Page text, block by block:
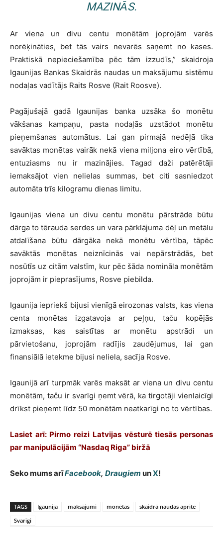
MAZINĀS.
Ar viena un divu centu monētām joprojām varēs
norēķināties, bet tās vairs nevarēs saņemt no kases.
Praktiskā nepieciešamība pēc tām izzudīs,” skaidroja
Igaunijas Bankas Skaidrās naudas un maksājumu sistēmu
nodaļas vadītājs Raits Rosve (Rait Roosve).
Pagājušajā gadā Igaunijas banka uzsāka šo monētu
vākšanas kampaņu, pasta nodaļās uzstādot monētu
pieņemšanas automātus. Lai gan pirmajā nedēļā tika
savāktas monētas vairāk nekā viena miljona eiro vērtībā,
entuziasms nu ir mazinājies. Tagad daži patērētāji
iemaksājot vien nelielas summas, bet citi sasniedzot
automāta trīs kilogramu dienas limitu.
Igaunijas viena un divu centu monētu pārstrāde būtu
dārga to tērauda serdes un vara pārklājuma dēļ un metālu
atdalīšana būtu dārgāka nekā monētu vērtība, tāpēc
savāktās monētas neiznīcinās vai nepārstrādās, bet
nosūtīs uz citām valstīm, kur pēc šāda nomināla monētām
joprojām ir pieprasījums, Rosve piebilda.
Igaunija iepriekš bijusi vienīgā eirozonas valsts, kas viena
centa monētas izgatavoja ar peļņu, taču kopējās
izmaksas, kas saistītas ar monētu apstrādi un
pārvietošanu, joprojām radījis zaudējumus, lai gan
finansiālā ietekme bijusi neliela, sacīja Rosve.
Igaunijā arī turpmāk varēs maksāt ar viena un divu centu
monētām, taču ir svarīgi ņemt vērā, ka tirgotāji vienlaicīgi
drīkst pieņemt līdz 50 monētām neatkarīgi no to vērtības.
Lasiet arī: Pirmo reizi Latvijas vēsturē tiesās personas
par manipulācijām “Nasdaq Riga” biržā
Seko mums arīFacebook, Draugiem unX!
TAGS Igaunija maksājumi monētas
skaidrā naudas aprite
Svarīgi